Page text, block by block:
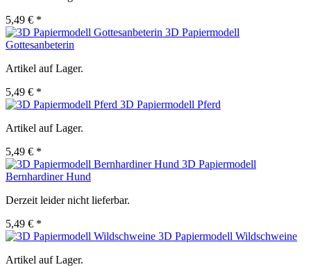
5,49 € *
3D Papiermodell
Gottesanbeterin
Artikel auf Lager.
5,49 € *
3D Papiermodell Pferd
Artikel auf Lager.
5,49 € *
3D Papiermodell
Bernhardiner Hund
Derzeit leider nicht lieferbar.
5,49 € *
3D Papiermodell Wildschweine
Artikel auf Lager.